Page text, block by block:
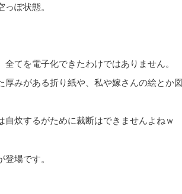
ぽ状態。
てを電子化できたわけではありません。
厚みがある折り紙や、私や嫁さんの絵とか
自炊するがために裁断はできませんよねｗ
場です。